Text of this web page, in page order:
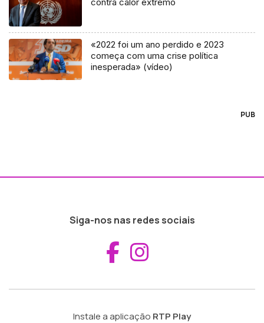
«2022 foi um ano perdido e 2023
começa com uma crise política
inesperada» (vídeo)
PUB
Siga-nos nas redes sociais
Aceder ao
Instale a aplicação RTP Play